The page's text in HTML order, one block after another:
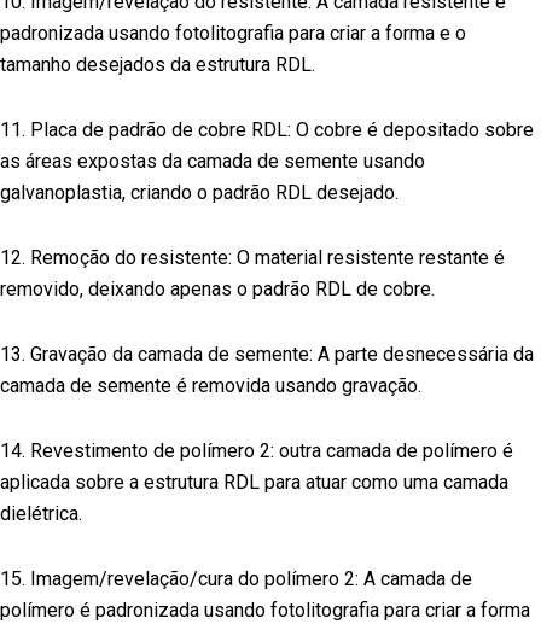
padronizada usando fotolitografia para criar a forma e o
tamanho desejados da estrutura RDL.
11. Placa de padrão de cobre RDL: O cobre é depositado sobre
as áreas expostas da camada de semente usando
galvanoplastia, criando o padrão RDL desejado.
12. Remoção do resistente: O material resistente restante é
removido, deixando apenas o padrão RDL de cobre.
13. Gravação da camada de semente: A parte desnecessária da
camada de semente é removida usando gravação.
14. Revestimento de polímero 2: outra camada de polímero é
aplicada sobre a estrutura RDL para atuar como uma camada
dielétrica.
15. Imagem/revelação/cura do polímero 2: A camada de
polímero é padronizada usando fotolitografia para criar a forma